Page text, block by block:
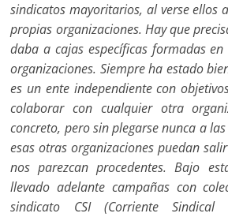
sindicatos mayoritarios, al verse ellos
propias organizaciones. Hay que
daba a cajas específicas formadas
organizaciones. Siempre ha estado
es un ente independiente con
colaborar con cualquier otra
concreto, pero sin plegarse nunca a
esas otras organizaciones puedan
nos parezcan procedentes. Bajo
llevado adelante campañas con
sindicato CSI (Corriente